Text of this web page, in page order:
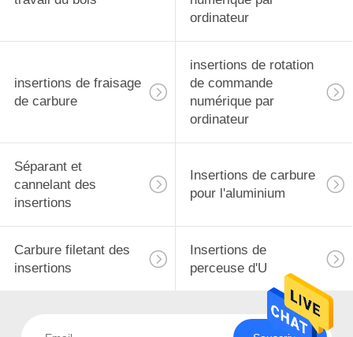
ordinateur
insertions de fraisage
de carbure
insertions de rotation
de commande
numérique par
ordinateur
Séparant et
cannelant des
insertions
Insertions de carbure
pour l'aluminium
Carbure filetant des
insertions
Insertions de
perceuse d'U